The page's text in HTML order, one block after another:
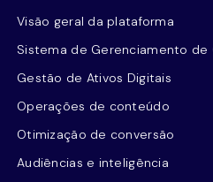
Visão geral da plataforma
Sistema de Gerenciamento de
Gestão de Ativos Digitais
Operações de conteúdo
Otimização de conversão
Audiências e inteligência